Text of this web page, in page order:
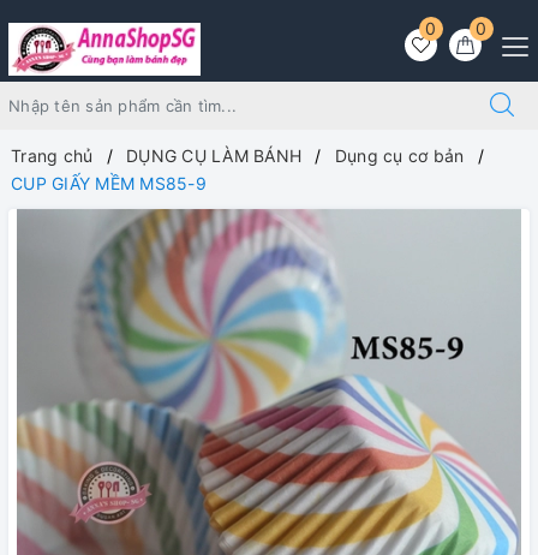
0
0
Trang chủ DỤNG CỤ LÀM BÁNH
Dụng cụ cơ bản
CUP GIẤY MỀM MS85-9